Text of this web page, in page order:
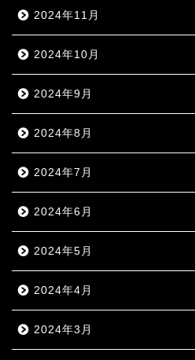
2024年11月
2024年10月
2024年9月
2024年8月
2024年7月
2024年6月
2024年5月
2024年4月
2024年3月